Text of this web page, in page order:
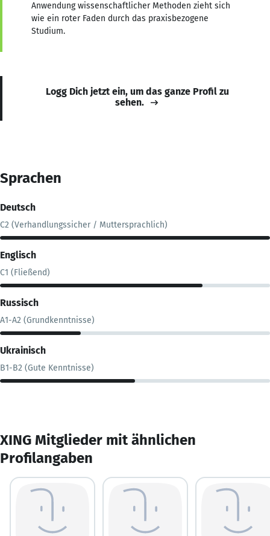
Anwendung wissenschaftlicher Methoden zieht sich
wie ein roter Faden durch das praxisbezogene
Studium.
Logg Dich jetzt ein, um das ganze Profil zu
sehen.
Sprachen
Deutsch
C2 (Verhandlungssicher / Muttersprachlich)
Englisch
C1 (Fließend)
Russisch
A1-A2 (Grundkenntnisse)
Ukrainisch
B1-B2 (Gute Kenntnisse)
XING Mitglieder mit ähnlichen
Profilangaben